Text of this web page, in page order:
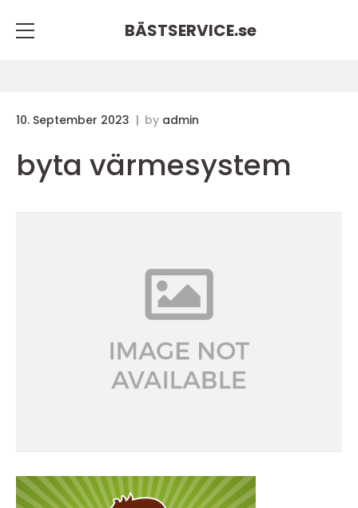
BÄSTSERVICE.se
10. September 2023 by admin
byta värmesystem